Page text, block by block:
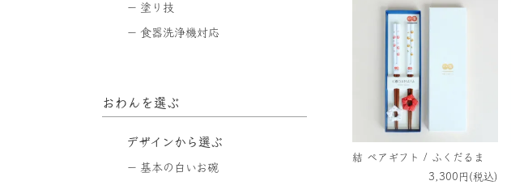
結 ペアギフト / ふくだるま
3,300円(税込)
塗り技
食器洗浄機対応
おわんを選ぶ
デザインから選ぶ
基本の白いお碗